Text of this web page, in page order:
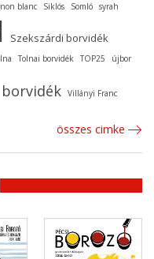
blanc Siklós Somló syrah
Szekszárdi borvidék
Tolnai borvidék TOP25 újbor
Villányi Franc
összes cimke